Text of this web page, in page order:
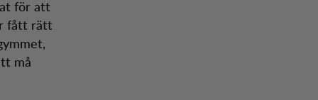
för att
fått rätt
må